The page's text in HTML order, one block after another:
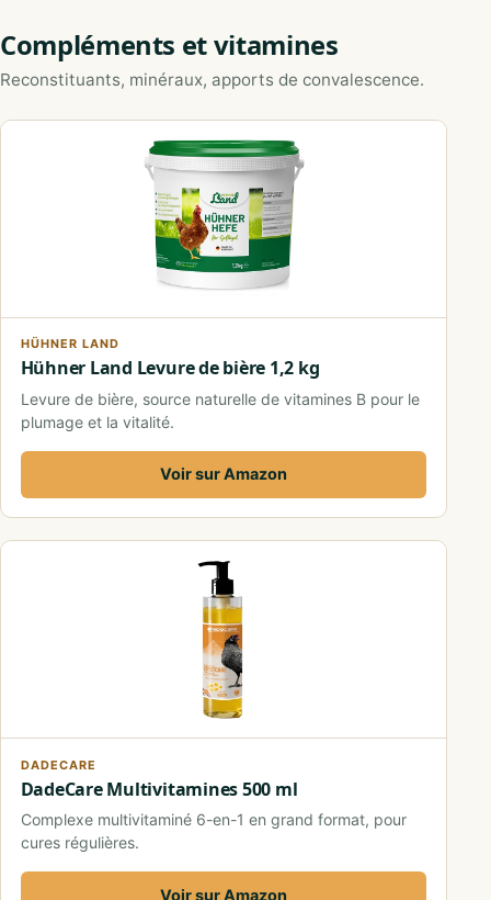
Compléments et vitamines
Reconstituants, minéraux, apports de convalescence.
HÜHNER LAND
Hühner Land Levure de bière 1,2 kg
Levure de bière, source naturelle de vitamines B pour le
plumage et la vitalité.
Voir sur Amazon
DADECARE
DadeCare Multivitamines 500 ml
Complexe multivitaminé 6-en-1 en grand format, pour
cures régulières.
Voir sur Amazon